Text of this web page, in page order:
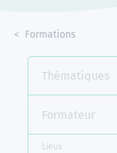
Accueil
Formations
Thématiques
Formateur
Lieux